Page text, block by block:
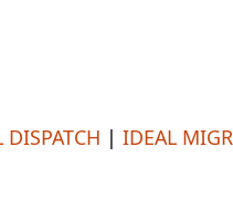
DISPATCH |IDEAL